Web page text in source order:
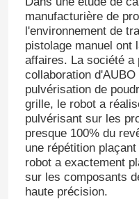
manufacturière de
l'environnement de
pistolage manuel ont
affaires. La société a
collaboration
pulvérisation de
grille, le robot a
pulvérisant sur les
presque 100% du
une répétition
robot a exactement
sur les composants
haute précision.